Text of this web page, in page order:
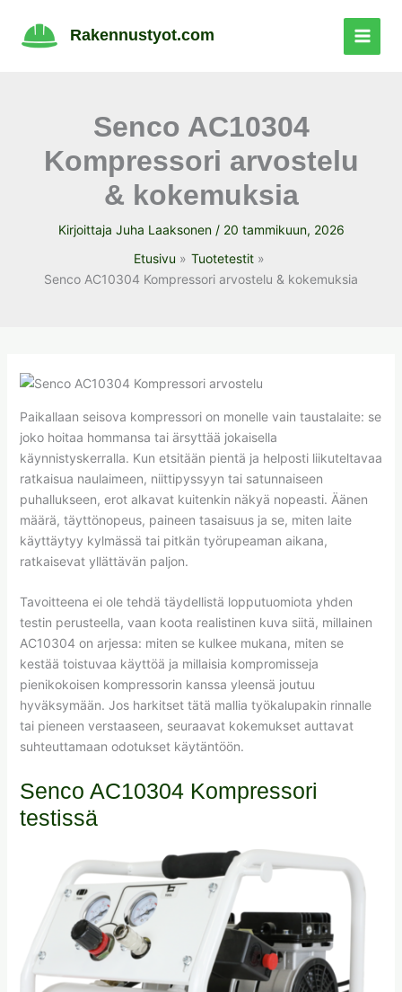
sisältöön
Rakennustyot.com
Senco AC10304
Kompressori arvostelu
& kokemuksia
Kirjoittaja Juha Laaksonen / 20 tammikuun, 2026
Etusivu
Tuotetestit
Senco AC10304 Kompressori arvostelu & kokemuksia
Paikallaan seisova kompressori on monelle vain taustalaite: se
joko hoitaa hommansa tai ärsyttää jokaisella
käynnistyskerralla. Kun etsitään pientä ja helposti liikuteltavaa
ratkaisua naulaimeen, niittipyssyyn tai satunnaiseen
puhallukseen, erot alkavat kuitenkin näkyä nopeasti. Äänen
määrä, täyttönopeus, paineen tasaisuus ja se, miten laite
käyttäytyy kylmässä tai pitkän työrupeaman aikana,
ratkaisevat yllättävän paljon.
Tavoitteena ei ole tehdä täydellistä lopputuomiota yhden
testin perusteella, vaan koota realistinen kuva siitä, millainen
AC10304 on arjessa: miten se kulkee mukana, miten se
kestää toistuvaa käyttöä ja millaisia kompromisseja
pienikokoisen kompressorin kanssa yleensä joutuu
hyväksymään. Jos harkitset tätä mallia työkalupakin rinnalle
tai pieneen verstaaseen, seuraavat kokemukset auttavat
suhteuttamaan odotukset käytäntöön.
Senco AC10304 Kompressori
testissä